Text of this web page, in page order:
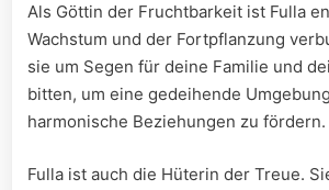
Als Göttin der Fruchtbarkeit ist Fulla
Wachstum und der Fortpflanzung
sie um Segen für deine Familie und
bitten, um eine gedeihende
harmonische Beziehungen zu fördern.
Fulla ist auch die Hüterin⁣ der Treue.